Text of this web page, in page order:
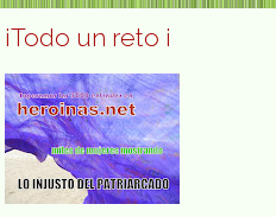
¡Todo un reto ¡